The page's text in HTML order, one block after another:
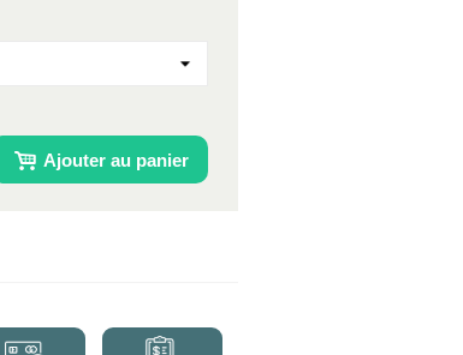
Ajouter au panier